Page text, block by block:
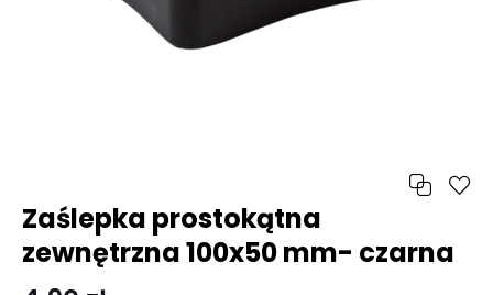
Zaślepka prostokątna
zewnętrzna 100x50 mm- czarna